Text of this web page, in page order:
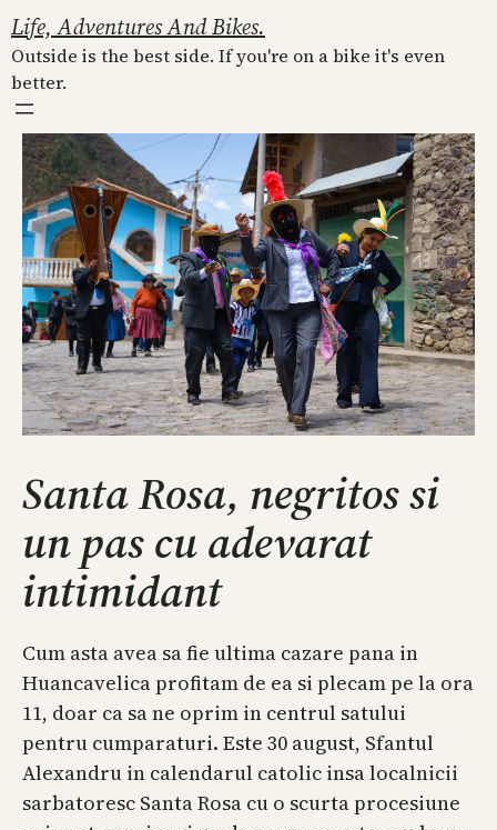
Skip
to
content
Life, Adventures And Bikes.
Outside is the best side. If you're on a bike it's even
better.
Santa Rosa, negritos si
un pas cu adevarat
intimidant
Cum asta avea sa fie ultima cazare pana in
Huancavelica profitam de ea si plecam pe la ora
11, doar ca sa ne oprim in centrul satului
pentru cumparaturi. Este 30 august, Sfantul
Alexandru in calendarul catolic insa localnicii
sarbatoresc Santa Rosa cu o scurta procesiune